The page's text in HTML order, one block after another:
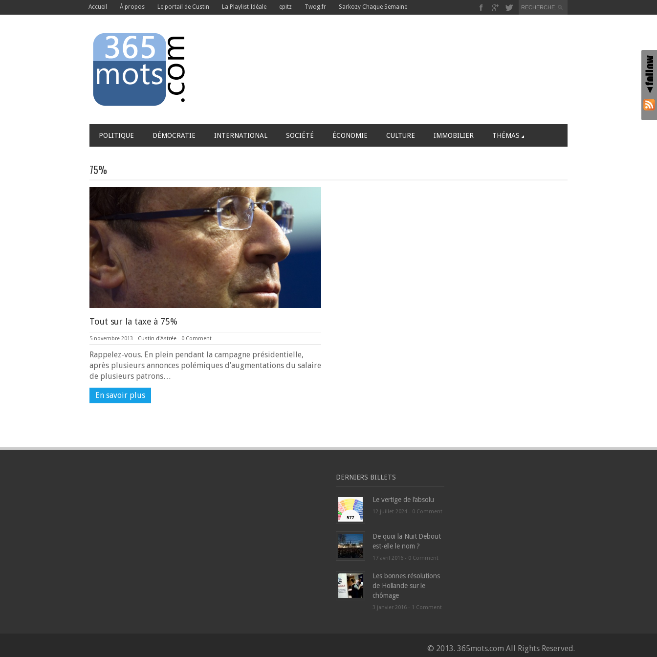
Accueil À propos Le portail de Custin La Playlist Idéale epitz Twog.fr Sarkozy Chaque Semaine
POLITIQUE DÉMOCRATIE INTERNATIONAL SOCIÉTÉ ÉCONOMIE CULTURE IMMOBILIER THÉMAS
75%
Tout sur la taxe à 75%
5 novembre 2013 - Custin d'Astrée - 0 Comment
Rappelez-vous. En plein pendant la campagne présidentielle,
après plusieurs annonces polémiques d’augmentations du salaire
de plusieurs patrons…
En savoir plus
DERNIERS BILLETS
Le vertige de l’absolu
12 juillet 2024 - 0 Comment
De quoi la Nuit Debout
est-elle le nom ?
17 avril 2016 - 0 Comment
Les bonnes résolutions
de Hollande sur le
chômage
3 janvier 2016 - 1 Comment
© 2013. 365mots.com All Rights Reserved.